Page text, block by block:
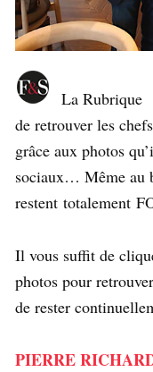
La Rubrique
de retrouver les
grâce aux photos
sociaux… Même au
restent totalement
Il vous suffit de
photos pour
de rester
PIERRE